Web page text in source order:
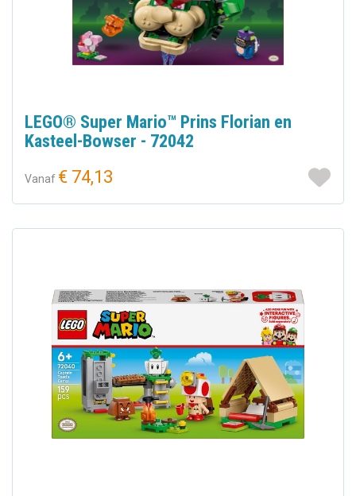
LEGO® Super Mario™ Prins Florian en
Kasteel-Bowser - 72042
Vanaf € 74,13